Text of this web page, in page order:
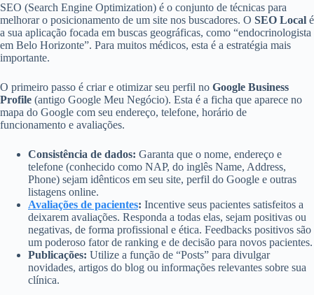
SEO (Search Engine Optimization) é o conjunto de técnicas para
melhorar o posicionamento de um site nos buscadores. O SEO Local é
a sua aplicação focada em buscas geográficas, como “endocrinologista
em Belo Horizonte”. Para muitos médicos, esta é a estratégia mais
importante.
O primeiro passo é criar e otimizar seu perfil no Google Business
Profile (antigo Google Meu Negócio). Esta é a ficha que aparece no
mapa do Google com seu endereço, telefone, horário de
funcionamento e avaliações.
Consistência de dados: Garanta que o nome, endereço e
telefone (conhecido como NAP, do inglês Name, Address,
Phone) sejam idênticos em seu site, perfil do Google e outras
listagens online.
Avaliações de pacientes: Incentive seus pacientes satisfeitos a
deixarem avaliações. Responda a todas elas, sejam positivas ou
negativas, de forma profissional e ética. Feedbacks positivos são
um poderoso fator de ranking e de decisão para novos pacientes.
Publicações: Utilize a função de “Posts” para divulgar
novidades, artigos do blog ou informações relevantes sobre sua
clínica.